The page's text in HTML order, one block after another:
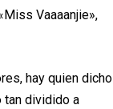
Vaaaanjie»,
hay quien dicho
tan dividido a